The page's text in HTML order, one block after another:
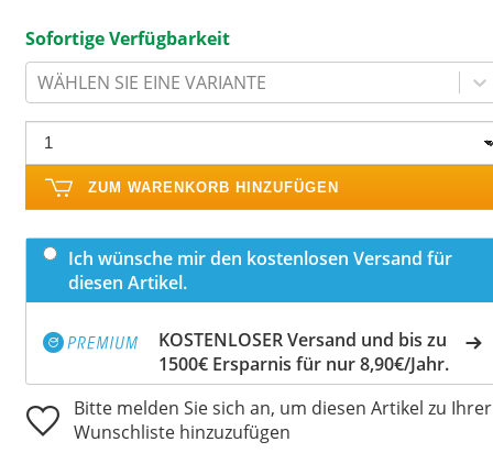
Sofortige Verfügbarkeit
WÄHLEN SIE EINE VARIANTE
ZUM WARENKORB HINZUFÜGEN
Ich wünsche mir den kostenlosen Versand für
diesen Artikel.
KOSTENLOSER Versand und bis zu
1500€ Ersparnis für nur 8,90€/Jahr.
Bitte melden Sie sich an, um diesen Artikel zu Ihrer
Wunschliste hinzuzufügen